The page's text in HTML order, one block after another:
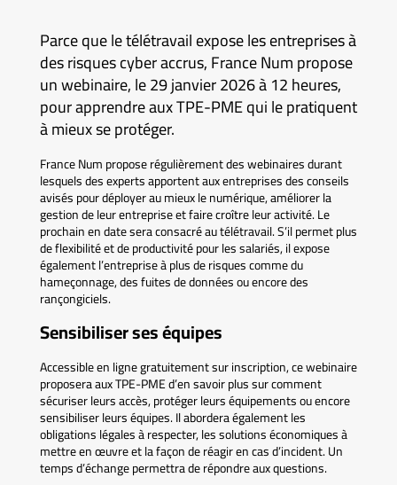
Parce que le télétravail expose les entreprises à
des risques cyber accrus, France Num propose
un webinaire, le 29 janvier 2026 à 12 heures,
pour apprendre aux TPE-PME qui le pratiquent
à mieux se protéger.
France Num propose régulièrement des webinaires durant
lesquels des experts apportent aux entreprises des conseils
avisés pour déployer au mieux le numérique, améliorer la
gestion de leur entreprise et faire croître leur activité. Le
prochain en date sera consacré au télétravail. S’il permet plus
de flexibilité et de productivité pour les salariés, il expose
également l’entreprise à plus de risques comme du
hameçonnage, des fuites de données ou encore des
rançongiciels.
Sensibiliser ses équipes
Accessible en ligne gratuitement sur inscription, ce webinaire
proposera aux TPE-PME d’en savoir plus sur comment
sécuriser leurs accès, protéger leurs équipements ou encore
sensibiliser leurs équipes. Il abordera également les
obligations légales à respecter, les solutions économiques à
mettre en œuvre et la façon de réagir en cas d’incident. Un
temps d’échange permettra de répondre aux questions.